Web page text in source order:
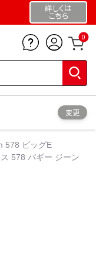
詳しくは
こちら
0
変更
578 ビッグE
578 バギー ジーン